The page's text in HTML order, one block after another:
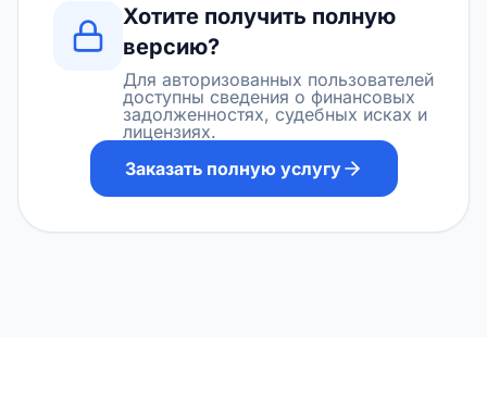
Хотите получить полную
версию?
Для авторизованных пользователей
доступны сведения о финансовых
задолженностях, судебных исках и
лицензиях.
Заказать полную услугу